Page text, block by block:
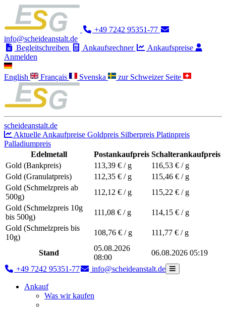
+49 7242 95351-77
info@scheideanstalt.de
Begleitschreiben
Ankaufsrechner
Ankaufspreise
Anmelden
English Français Svenska zur Schweizer Seite
scheideanstalt.de
Aktuelle Ankaufpreise Goldpreis Silberpreis Platinpreis
Palladiumpreis
Edelmetall
Postankaufpreis Schalterankaufpreis
Gold (Bankpreis)
113,39 € / g 116,53 € / g
Gold (Granulatpreis)
112,35 € / g 115,46 € / g
Gold (Schmelzpreis ab
500g)
112,12 € / g 115,22 € / g
Gold (Schmelzpreis 10g
bis 500g)
111,08 € / g 114,15 € / g
Gold (Schmelzpreis bis
10g)
108,76 € / g 111,77 € / g
Stand
05.08.2026
08:00
06.08.2026 05:19
+49 7242 95351-77 info@scheideanstalt.de
Ankauf
Was wir kaufen